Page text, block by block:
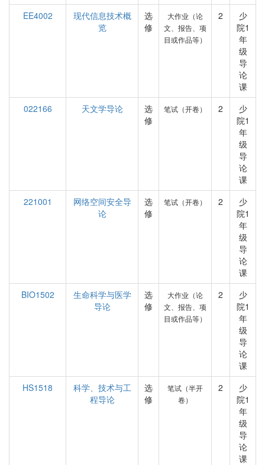
EE4002
现代信息技术概
览
选
修
大作业（论
文、报告、项
目或作品等）
2
少
院1
年
级
导
论
课
022166
天文学导论
选
修
笔试（开卷） 2
少
院1
年
级
导
论
课
221001
网络空间安全导
论
选
修
笔试（开卷） 2
少
院1
年
级
导
论
课
BIO1502
生命科学与医学
导论
选
修
大作业（论
文、报告、项
目或作品等）
2
少
院1
年
级
导
论
课
HS1518
科学、技术与工
程导论
选
修
笔试（半开
卷）
2
少
院1
年
级
导
论
课